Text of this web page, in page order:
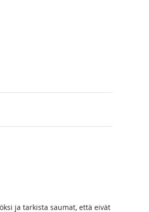
ja tarkista saumat, että eivät